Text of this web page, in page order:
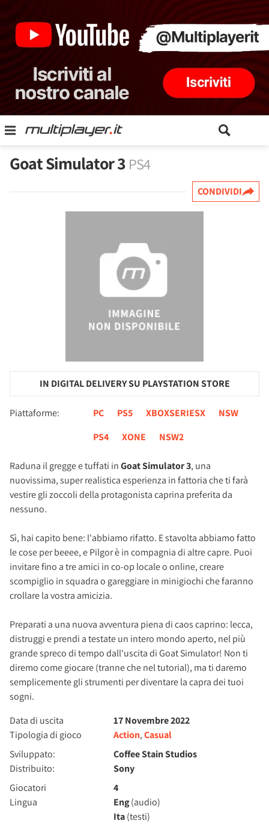
Goat Simulator 3 PS4
CONDIVIDI
IN DIGITAL DELIVERY SU PLAYSTATION STORE
Piattaforme: PC PS5 XBOXSERIESX
NSW
PS4
XONE NSW2
Raduna il gregge e tuffati inGoat Simulator 3, una
nuovissima, super realistica esperienza in fattoria che ti farà
vestire gli zoccoli della protagonista caprina preferita da
nessuno.
Sì, hai capito bene: l'abbiamo rifatto. E stavolta abbiamo fatto
le cose per beeee, e Pilgor è in compagnia di altre capre. Puoi
invitare fino a tre amici in co-op locale o online, creare
scompiglio in squadra o gareggiare in minigiochi che faranno
crollare la vostra amicizia.
Preparati a una nuova avventura piena di caos caprino: lecca,
distruggi e prendi a testate un intero mondo aperto, nel più
grande spreco di tempo dall'uscita di Goat Simulator! Non ti
diremo come giocare (tranne che nel tutorial), ma ti daremo
semplicemente gli strumenti per diventare la capra dei tuoi
sogni.
Data di uscita
17 Novembre 2022
Tipologia di gioco
Action,Casual
Sviluppato:
Coffee Stain Studios
Distribuito:
Sony
Giocatori
4
Lingua
Eng(audio)
Ita(testi)